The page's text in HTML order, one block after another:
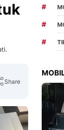
Share
#
#
#